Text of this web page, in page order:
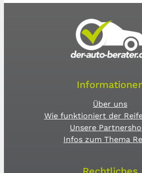
Über uns
Wie funktioniert der
Unsere
Infos zum Thema